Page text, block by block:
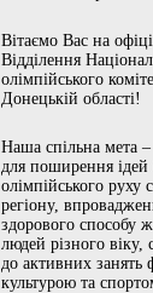
Вітаємо Вас на
Відділення
олімпійського
Донецькій області!
Наша спільна мета
для поширення ідей
олімпійського руху
регіону,
здорового способу
людей різного віку,
до активних занять
культурою та